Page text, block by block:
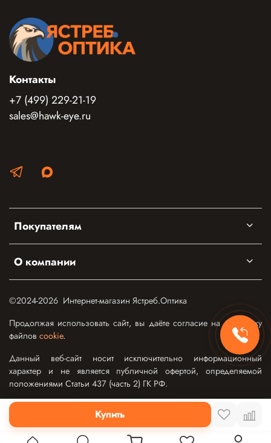
Купить
Покупателям
О компании
Контакты
+7 (499) 229-21-19
sales@hawk-eye.ru
©2024-2026 Интернет-магазин Ястреб.Оптика
Продолжая использовать сайт, вы даёте согласие на обработку
файлов cookie.
Данный веб-сайт носит исключительно информационный
характер и не является публичной офертой, определяемой
положениями Статьи 437 (часть 2) ГК РФ.